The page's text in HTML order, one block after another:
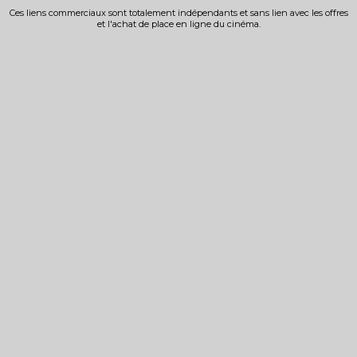
Ces liens commerciaux sont totalement indépendants et sans lien avec les offres
et l'achat de place en ligne du cinéma.